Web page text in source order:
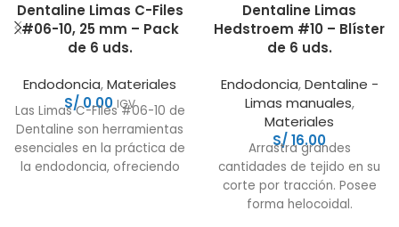
Dentaline Limas C-Files
#06-10, 25 mm – Pack
de 6 uds.
Endodoncia,Materiales
S/0.00 IGV
Las Limas C-Files #06-10 de
Dentaline son herramientas
esenciales en la práctica de
la endodoncia, ofreciendo
Dentaline Limas
Hedstroem #10 – Blíster
de 6 uds.
Endodoncia,Dentaline -
Limas manuales,
Materiales
S/ 16.00
Arrastra grandes
cantidades de tejido en su
corte por tracción. Posee
forma helocoidal.